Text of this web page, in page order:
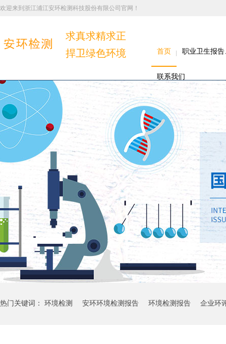
欢迎来到浙江浦江安环检测科技股份有限公司官网！
求真求精求正
捍卫绿色环境
首页 职业卫生报
联系我们
热门关键词： 环境检测 安环环境检测报告 环境检测报告 企业环